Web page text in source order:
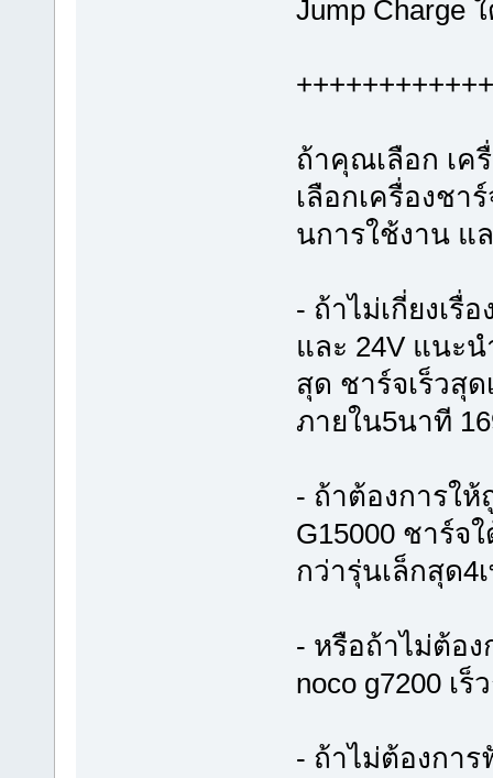
Jump Charge
ถ้าคุณเลือก เค
เลือกเครื่องชา
นการใช้งาน แ
- ถ้าไม่เกี่ยงเรื่
และ 24V แนะ
สุด ชาร์จเร็วสุ
ภายใน5นาที
- ถ้าต้องการให้
G15000 ชาร์จ
กว่ารุ่นเล็กสุด4
- หรือถ้าไม่ต้อ
noco g7200 เ
- ถ้าไม่ต้องกา